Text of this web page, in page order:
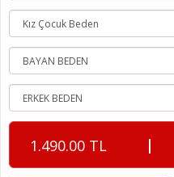
1.490.00 TL |